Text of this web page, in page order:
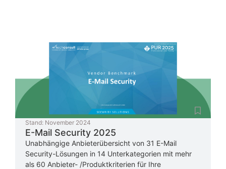
Stand: November 2024
E-Mail Security 2025
Unabhängige Anbieterübersicht von 31 E-Mail
Security-Lösungen in 14 Unterkategorien mit mehr
als 60 Anbieter- /Produktkriterien für Ihre